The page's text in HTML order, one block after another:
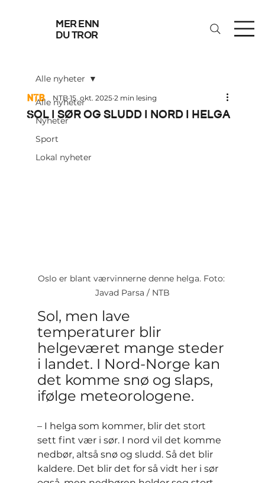
mer enn
du tror
Alle nyheter
Nyheter
Sport
Lokal nyheter
Alle nyheter
Sol i sør og sludd i nord i helga
NTB 15. okt. 2025 2 min lesing
Oslo er blant værvinnerne denne helga. Foto:
Javad Parsa / NTB
Sol, men lave
temperaturer blir
helgeværet mange steder
i landet. I Nord-Norge kan
det komme snø og slaps,
ifølge meteorologene.
– I helga som kommer, blir det stort
sett fint vær i sør. I nord vil det komme
nedbør, altså snø og sludd. Så det blir
kaldere. Det blir det for så vidt her i sør